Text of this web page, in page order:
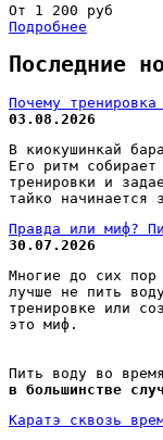
От 1 200 руб
Подробнее
Последние
Почему
03.08.2026
В киокушинкай
Его ритм
тренировки и
тайко начинается
Правда или миф?
30.07.2026
Многие до сих
лучше не пить
тренировке или
это миф.
Пить воду во
в большинстве
Каратэ сквозь